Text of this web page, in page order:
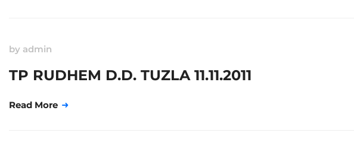
by admin
TP RUDHEM D.D. TUZLA 11.11.2011
Read More